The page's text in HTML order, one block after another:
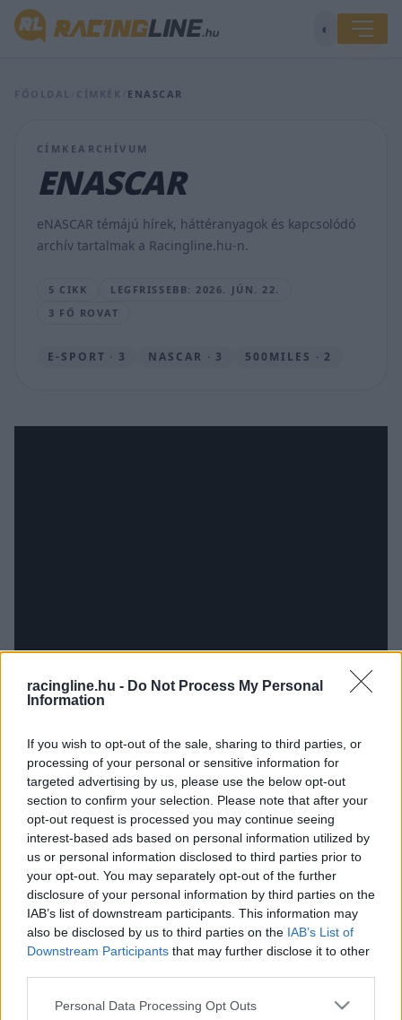
racingline.hu - Do Not Process My Personal
Information
If you wish to opt-out of the sale, sharing to third parties, or
processing of your personal or sensitive information for
targeted advertising by us, please use the below opt-out
section to confirm your selection. Please note that after your
opt-out request is processed you may continue seeing
interest-based ads based on personal information utilized by
us or personal information disclosed to third parties prior to
your opt-out. You may separately opt-out of the further
disclosure of your personal information by third parties on the
IAB’s list of downstream participants. This information may
also be disclosed by us to third parties on the IAB’s List of
Downstream Participants that may further disclose it to other
Please note that this website/app uses one or more Google
Personal Data Processing Opt Outs
◐
FŐOLDAL CÍMKÉK ENASCAR
CÍMKEARCHÍVUM
ENASCAR
eNASCAR témájú hírek, háttéranyagok és kapcsolódó
archív tartalmak a Racingline.hu-n.
5 CIKK
LEGFRISSEBB: 2026. JÚN. 22.
3 FŐ ROVAT
E-SPORT · 3 NASCAR · 3 500MILES · 2
Káromkodásokkal
kísért
heves
a
korábbi
F1-
es
debütálásának
(videó)
2026.
Kiderült a kétszeres NASCAR-bajnok
halálának oka